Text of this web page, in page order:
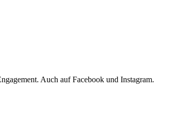
Auch auf Facebook und Instagram.